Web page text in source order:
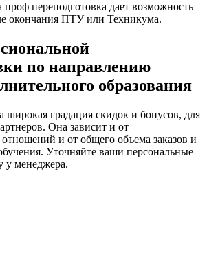
переподготовка дает возможность
окончания ПТУ или Техникума.
по направлению
образования
широкая градация скидок и бонусов, для
Она зависит и от
и от общего объема заказов и
Уточняйте ваши персональные
у менеджера.